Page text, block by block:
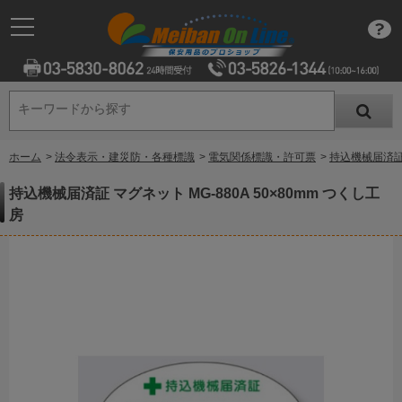
キーワードから探す
キーワードから探す
ホーム > 法令表示・建災防・各種標識 > 電気関係標識・許可票 > 持込機械届済
持込機械届済証 マグネット MG-880A 50×80mm つくし工
房